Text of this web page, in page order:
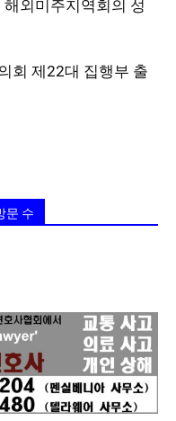
외미주지역회의 성
회 제22대 집행부 출
문 수